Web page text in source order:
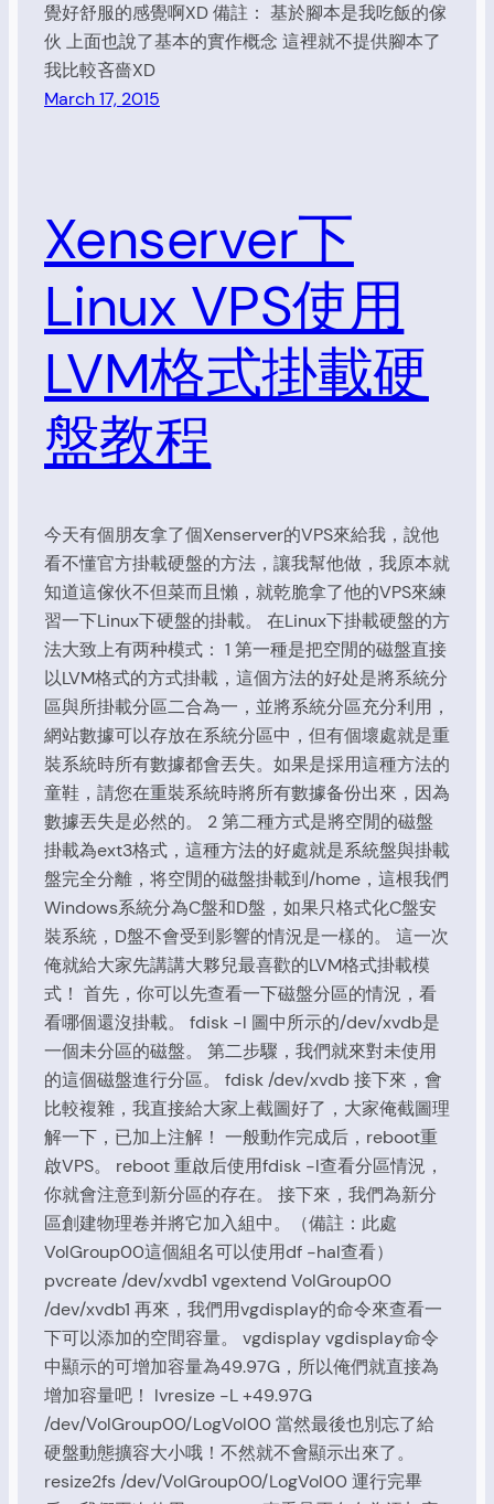
覺好舒服的感覺啊XD 備註： 基於腳本是我吃飯的傢
伙 上面也說了基本的實作概念 這裡就不提供腳本了
我比較吝嗇XD
March 17, 2015
Xenserver下
Linux VPS使用
LVM格式掛載硬
盤教程
今天有個朋友拿了個Xenserver的VPS來給我，說他
看不懂官方掛載硬盤的方法，讓我幫他做，我原本就
知道這傢伙不但菜而且懶，就乾脆拿了他的VPS來練
習一下Linux下硬盤的掛載。 在Linux下掛載硬盤的方
法大致上有两种模式： 1 第一種是把空閒的磁盤直接
以LVM格式的方式掛載，這個方法的好处是將系統分
區與所掛載分區二合為一，並將系統分區充分利用，
網站數據可以存放在系統分區中，但有個壞處就是重
裝系統時所有數據都會丟失。如果是採用這種方法的
童鞋，請您在重裝系統時將所有數據备份出來，因為
數據丟失是必然的。 2 第二種方式是將空閒的磁盤
掛載為ext3格式，這種方法的好處就是系統盤與掛載
盤完全分離，将空閒的磁盤掛載到/home，這根我們
Windows系統分為C盤和D盤，如果只格式化C盤安
裝系統，D盤不會受到影響的情況是一樣的。 這一次
俺就給大家先講講大夥兒最喜歡的LVM格式掛載模
式！ 首先，你可以先查看一下磁盤分區的情況，看
看哪個還沒掛載。 fdisk -l 圖中所示的/dev/xvdb是
一個未分區的磁盤。 第二步驟，我們就來對未使用
的這個磁盤進行分區。 fdisk /dev/xvdb 接下來，會
比較複雜，我直接給大家上截圖好了，大家俺截圖理
解一下，已加上注解！ 一般動作完成后，reboot重
啟VPS。 reboot 重啟后使用fdisk -l查看分區情況，
你就會注意到新分區的存在。 接下來，我們為新分
區創建物理卷并將它加入組中。（備註：此處
VolGroup00這個組名可以使用df -hal查看）
pvcreate /dev/xvdb1 vgextend VolGroup00
/dev/xvdb1 再來，我們用vgdisplay的命令來查看一
下可以添加的空間容量。 vgdisplay vgdisplay命令
中顯示的可增加容量為49.97G，所以俺們就直接為
增加容量吧！ lvresize -L +49.97G
/dev/VolGroup00/LogVol00 當然最後也別忘了給
硬盤動態擴容大小哦！不然就不會顯示出來了。
resize2fs /dev/VolGroup00/LogVol00 運行完畢